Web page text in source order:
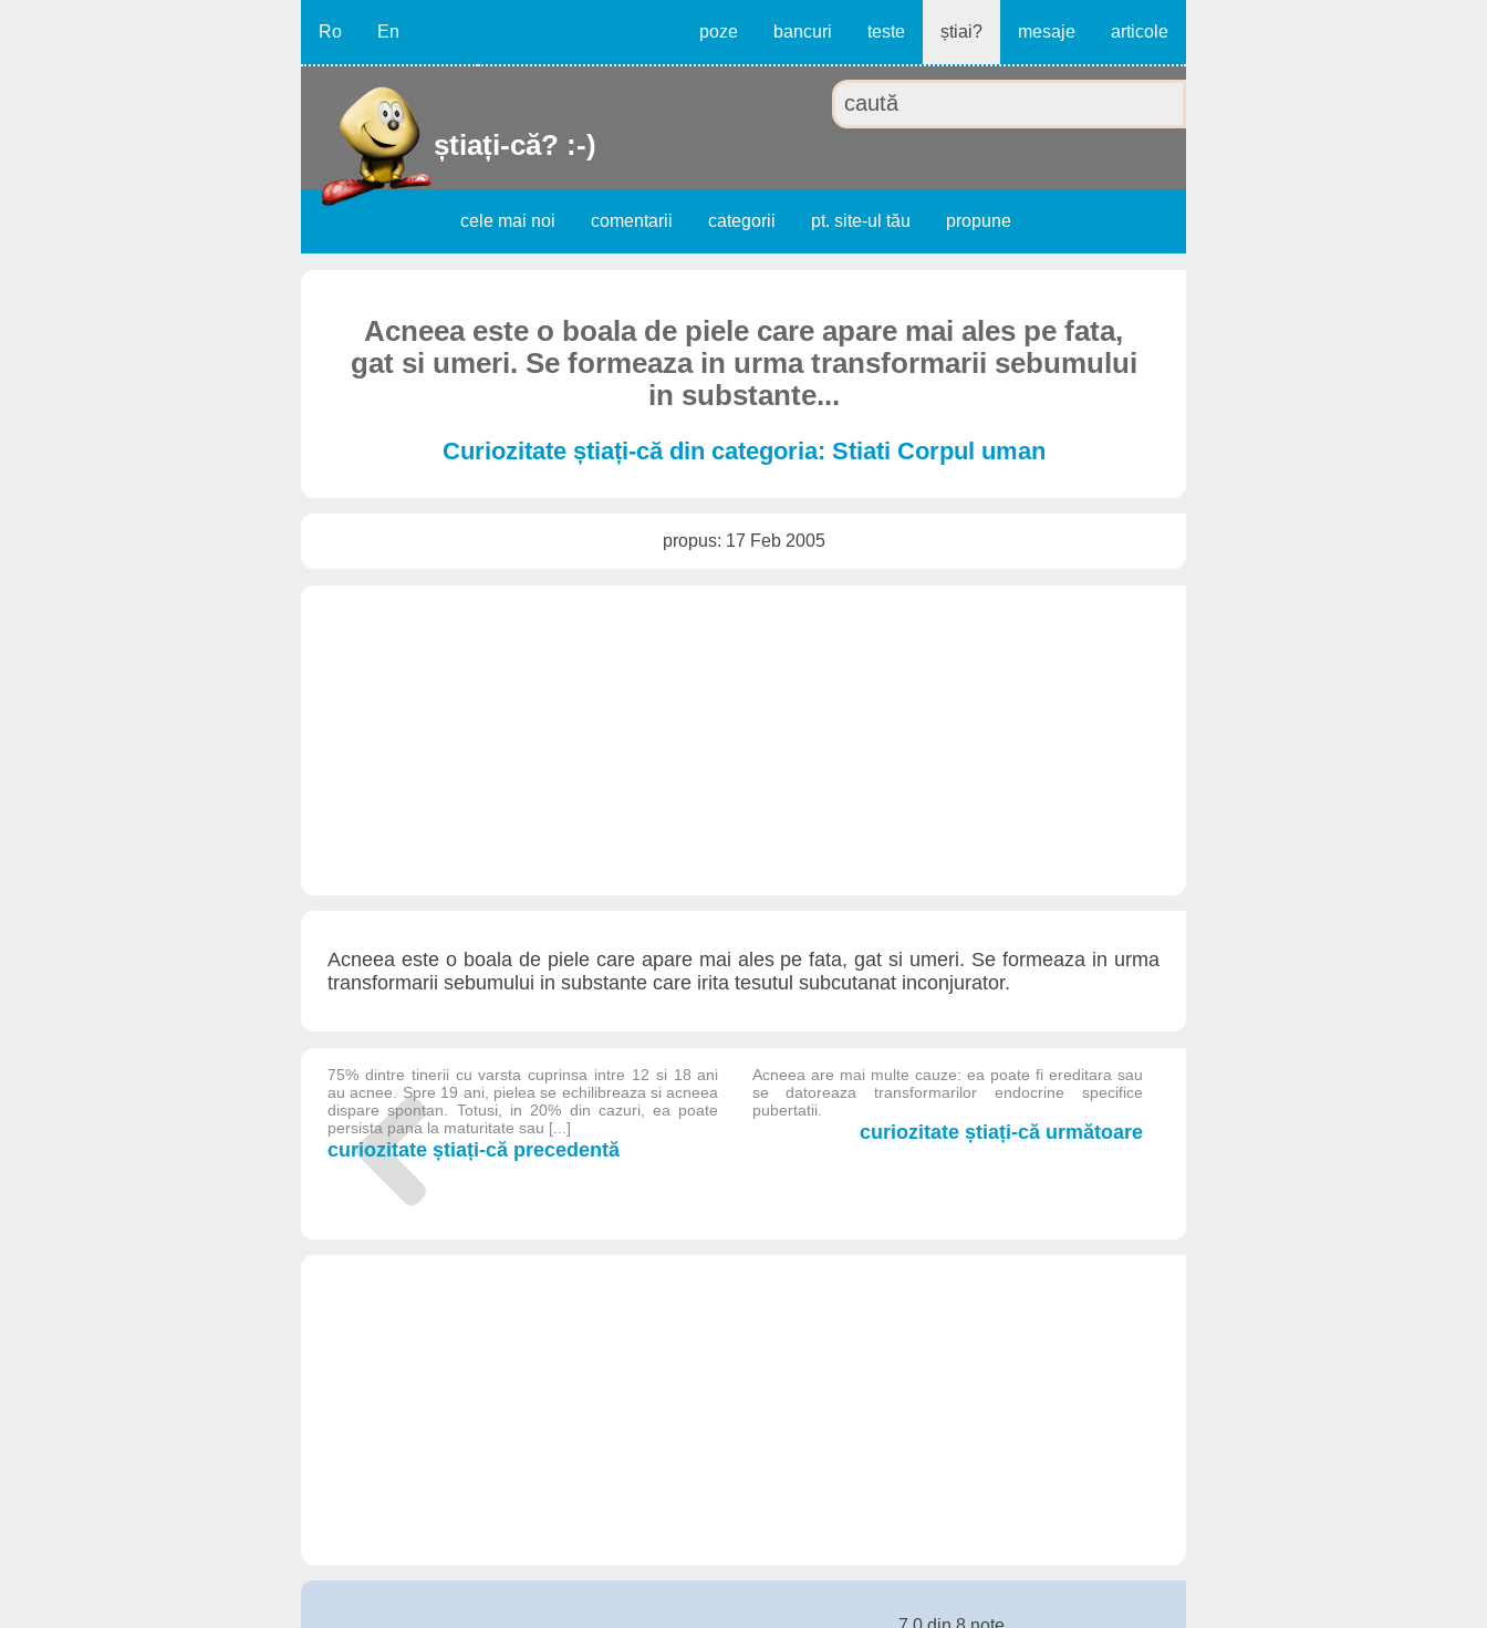
Ro En poze bancuri teste știai? mesaje articole
știați-că? :-)
cele mai noi comentarii categorii pt. site-ul tău propune
Acneea este o boala de piele care apare mai ales pe fata,
gat si umeri. Se formeaza in urma transformarii sebumului
in substante...
Curiozitate știați-că din categoria: Stiati Corpul uman
propus: 17 Feb 2005
Acneea este o boala de piele care apare mai ales pe fata, gat si umeri. Se formeaza in urma
transformarii sebumului in substante care irita tesutul subcutanat inconjurator.
75% dintre tinerii cu varsta cuprinsa intre 12 si 18 ani
au acnee. Spre 19 ani, pielea se echilibreaza si acneea
dispare spontan. Totusi, in 20% din cazuri, ea poate
persista pana la maturitate sau [...]
curiozitate știați-că precedentă
Acneea are mai multe cauze: ea poate fi ereditara sau
se datoreaza transformarilor endocrine specifice
pubertatii.
curiozitate știați-că următoare